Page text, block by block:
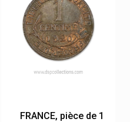
FRANCE, pièce de 1